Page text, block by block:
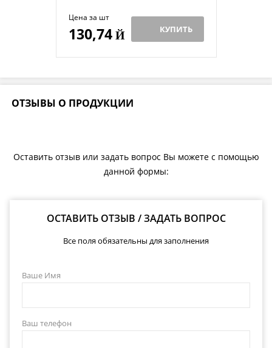
Цена за шт
130,74Й КУПИТЬ
ОТЗЫВЫ О ПРОДУКЦИИ
Оставить отзыв или задать вопрос Вы можете с помощью
данной формы:
ОСТАВИТЬ ОТЗЫВ / ЗАДАТЬ ВОПРОС
Все поля обязательны для заполнения
Ваше Имя
Ваш телефон